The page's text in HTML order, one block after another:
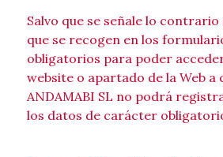
Salvo que se señale lo
que se recogen en los
obligatorios para poder
website o apartado de la Web a
ANDAMABI SL no podrá
los datos de carácter